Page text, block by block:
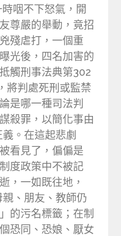
咽不下怒氣，開
尊嚴的舉動，竟招
殘虐打，一個重
光後，四名加害的
觸刑事法典第302
將判處死刑或監禁
是哪一種司法判
殺罪，以簡化事由
。在這起悲劇
看見了，偏偏是
度政策中不被記
，一如既往地，
、朋友、教師仍
的污名標籤；在制
恐同、恐娘、厭女